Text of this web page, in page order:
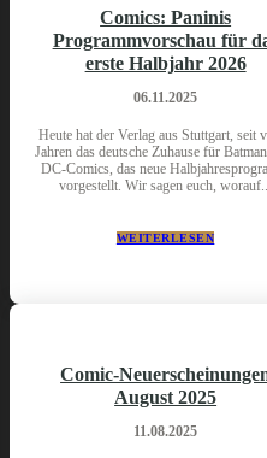
Comics: Paninis
Programmvorschau für
erste Halbjahr 2026
06.11.2025
Heute hat der Verlag aus Stuttgart, seit
Jahren das deutsche Zuhause für
DC-Comics, das neue
vorgestellt. Wir sagen euch, worauf...
WEITERLESEN
Comic-
August 2025
11.08.2025